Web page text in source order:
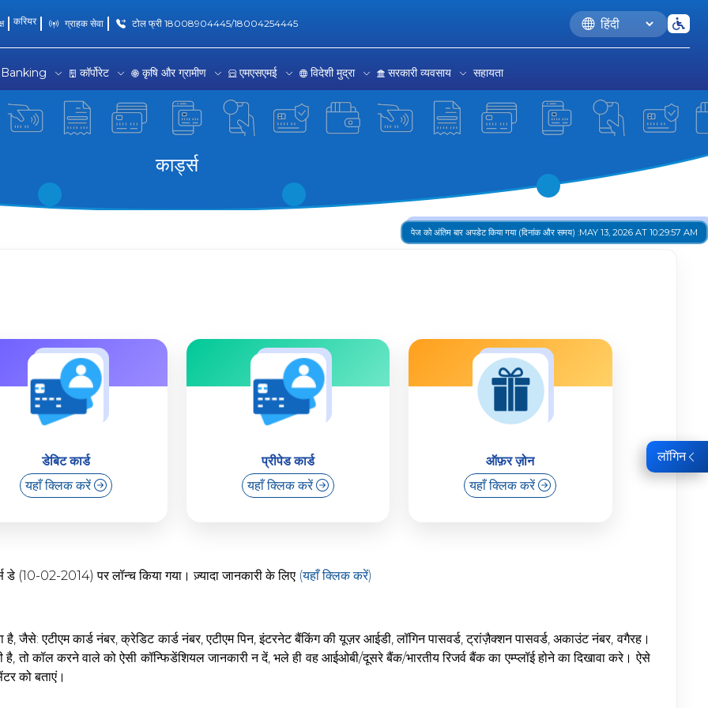
Convenient Banking
करियर ग्राहक सेवा टोल फ्री 18008904445/18004254445 Language
कॉर्पोरेट कृषि और ग्रामीण एमएसएमई विदेशी मुद्रा सरकारी व्यवसाय सहायता
कार्ड्स
पेज को अंतिम बार अपडेट किया गया (दिनांक और समय) :MAY 13, 2026 AT 10:29:57 AM
डेबिट कार्ड
यहाँ क्लिक करें
प्रीपेड कार्ड
यहाँ क्लिक करें
ऑफ़र ज़ोन
यहाँ क्लिक करें
डे (10-02-2014) पर लॉन्च किया गया। ज़्यादा जानकारी के लिए (यहाँ क्लिक करें)
जैसे: एटीएम कार्ड नंबर, क्रेडिट कार्ड नंबर, एटीएम पिन, इंटरनेट बैंकिंग की यूज़र आईडी, लॉगिन पासवर्ड, ट्रांज़ैक्शन पासवर्ड, अकाउंट नंबर, वगैरह।
है, तो कॉल करने वाले को ऐसी कॉन्फिडेंशियल जानकारी न दें, भले ही वह आईओबी/दूसरे बैंक/भारतीय रिजर्व बैंक का एम्प्लॉई होने का दिखावा करे। ऐसे
को बताएं।
लॉगिन